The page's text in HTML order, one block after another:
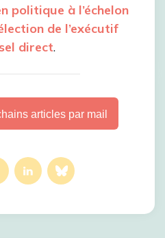
politique à l’échelon
de l’exécutif
direct.
articles par mail